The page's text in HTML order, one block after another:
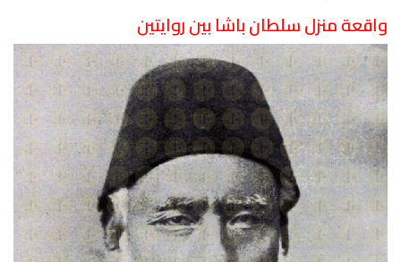
واقعة منزل سلطان باشا بين روايتين